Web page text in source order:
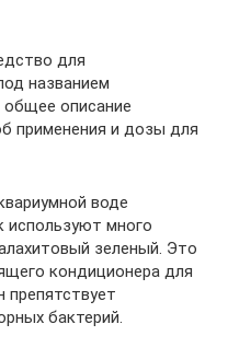
для
названием
описание
применения и дозы для
воде
много
зеленый. Это
кондиционера для
бактерий.